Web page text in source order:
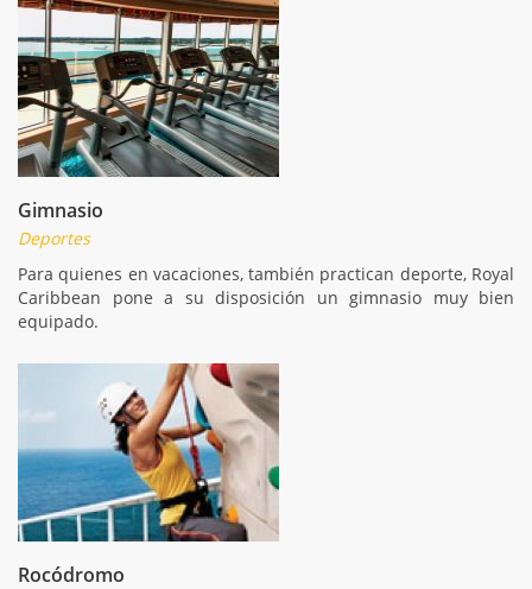
Gimnasio
Deportes
Para quienes en vacaciones, también practican deporte, Royal
Caribbean pone a su disposición un gimnasio muy bien
equipado.
Rocódromo